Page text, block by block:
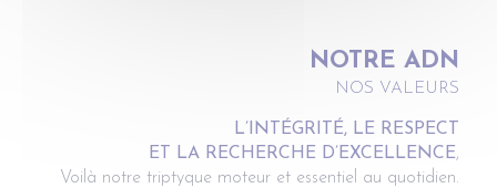
NOTRE ADN
NOS VALEURS
L’INTÉGRITÉ, LE RESPECT
ET LA RECHERCHE D’EXCELLENCE,
Voilà notre triptyque moteur et essentiel au quotidien.